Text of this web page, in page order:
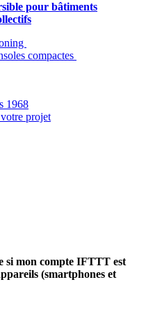
pour bâtiments
compactes
1968
projet
si mon compte IFTTT est
(smartphones et